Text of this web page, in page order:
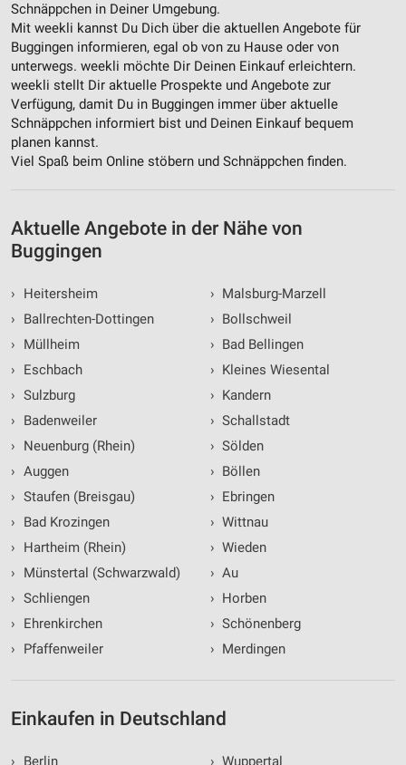
Schnäppchen in Deiner Umgebung.
Mit weekli kannst Du Dich über die aktuellen Angebote für
Buggingen informieren, egal ob von zu Hause oder von
unterwegs. weekli möchte Dir Deinen Einkauf erleichtern.
weekli stellt Dir aktuelle Prospekte und Angebote zur
Verfügung, damit Du in Buggingen immer über aktuelle
Schnäppchen informiert bist und Deinen Einkauf bequem
planen kannst.
Viel Spaß beim Online stöbern und Schnäppchen finden.
Aktuelle Angebote in der Nähe von
Buggingen
›
Heitersheim
›
Ballrechten-Dottingen
›
Müllheim
›
Eschbach
› Sulzburg
›
Badenweiler
›
Neuenburg (Rhein)
› Auggen
› Staufen (Breisgau)
›
Bad Krozingen
›
Hartheim (Rhein)
›
Münstertal (Schwarzwald)
› Schliengen
›
Ehrenkirchen
›
Pfaffenweiler
› Malsburg-Marzell
› Bollschweil
› Bad Bellingen
› Kleines Wiesental
› Kandern
› Schallstadt
› Sölden
› Böllen
› Ebringen
› Wittnau
› Wieden
› Au
› Horben
› Schönenberg
› Merdingen
Einkaufen in Deutschland
›
Berlin
› Wuppertal